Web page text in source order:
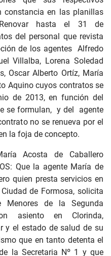
constancia en las planillas
hasta el 31 de
del personal que revista
de los agentes Alfredo
Villalba, Lorena Soledad
Oscar Alberto Ortíz, María
Aquino cuyos contratos se
de 2013, en función del
se formulan, y del agente
no se renueva por el
la foja de concepto.
Acosta de Caballero
Que la agente María de
quien presta servicios en
de Formosa, solicita
de la Segunda
asiento en Clorinda,
y el estado de salud de su
que en tanto detenta el
la Secretaria Nº 1 y que